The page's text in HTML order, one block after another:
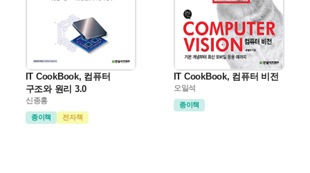
IT CookBook, 컴퓨터
구조와 원리 3.0
신종홍
종이책 전자책
IT CookBook, 컴퓨터 비전
오일석
종이책